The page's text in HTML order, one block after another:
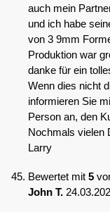
auch mein
und ich habe
von 3 9mm
Produktion war
danke für ein
Wenn dies nicht
informieren Sie
Person an, den
Nochmals vielen
Larry
Bewertet mit 5
John T.